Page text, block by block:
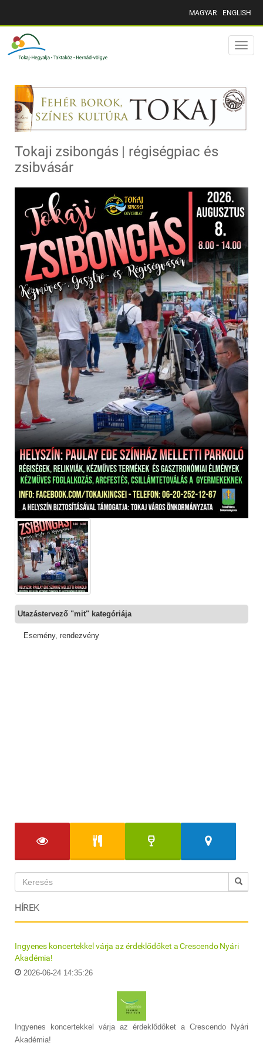
MAGYAR ENGLISH
Toggle
Tokaji zsibongás | régiségpiac és
zsibvásár
Utazástervező "mit" kategóriája
Esemény, rendezvény
HÍREK
Ingyenes koncertekkel várja az érdeklődőket a Crescendo Nyári
Akadémia!
2026-06-24 14:35:26
Ingyenes koncertekkel várja az érdeklődőket a Crescendo Nyári
Akadémia!